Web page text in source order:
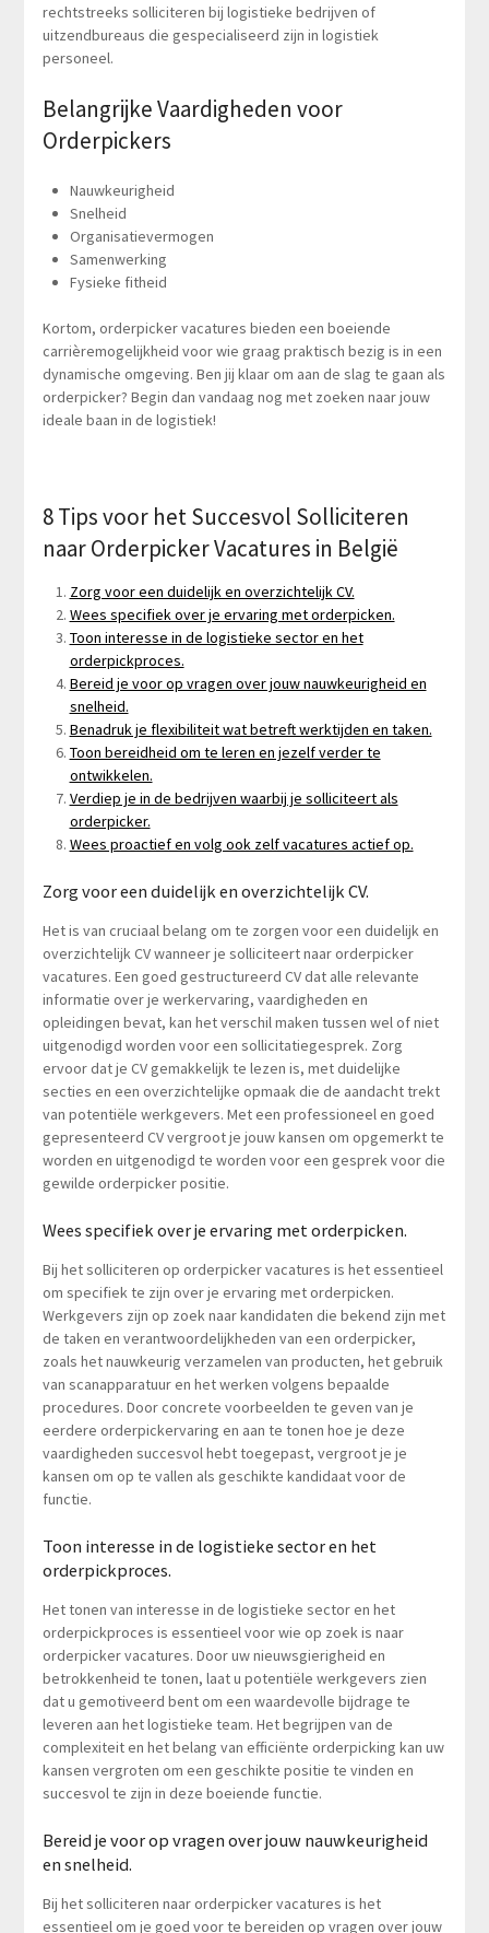
rechtstreeks solliciteren bij logistieke bedrijven of
uitzendbureaus die gespecialiseerd zijn in logistiek
personeel.
Belangrijke Vaardigheden voor
Orderpickers
Nauwkeurigheid
Snelheid
Organisatievermogen
Samenwerking
Fysieke fitheid
Kortom, orderpicker vacatures bieden een boeiende
carrièremogelijkheid voor wie graag praktisch bezig is in een
dynamische omgeving. Ben jij klaar om aan de slag te gaan als
orderpicker? Begin dan vandaag nog met zoeken naar jouw
ideale baan in de logistiek!
8 Tips voor het Succesvol Solliciteren
naar Orderpicker Vacatures in België
Zorg voor een duidelijk en overzichtelijk CV.
Wees specifiek over je ervaring met orderpicken.
Toon interesse in de logistieke sector en het
orderpickproces.
Bereid je voor op vragen over jouw nauwkeurigheid en
snelheid.
Benadruk je flexibiliteit wat betreft werktijden en taken.
Toon bereidheid om te leren en jezelf verder te
ontwikkelen.
Verdiep je in de bedrijven waarbij je solliciteert als
orderpicker.
Wees proactief en volg ook zelf vacatures actief op.
Zorg voor een duidelijk en overzichtelijk CV.
Het is van cruciaal belang om te zorgen voor een duidelijk en
overzichtelijk CV wanneer je solliciteert naar orderpicker
vacatures. Een goed gestructureerd CV dat alle relevante
informatie over je werkervaring, vaardigheden en
opleidingen bevat, kan het verschil maken tussen wel of niet
uitgenodigd worden voor een sollicitatiegesprek. Zorg
ervoor dat je CV gemakkelijk te lezen is, met duidelijke
secties en een overzichtelijke opmaak die de aandacht trekt
van potentiële werkgevers. Met een professioneel en goed
gepresenteerd CV vergroot je jouw kansen om opgemerkt te
worden en uitgenodigd te worden voor een gesprek voor die
gewilde orderpicker positie.
Wees specifiek over je ervaring met orderpicken.
Bij het solliciteren op orderpicker vacatures is het essentieel
om specifiek te zijn over je ervaring met orderpicken.
Werkgevers zijn op zoek naar kandidaten die bekend zijn met
de taken en verantwoordelijkheden van een orderpicker,
zoals het nauwkeurig verzamelen van producten, het gebruik
van scanapparatuur en het werken volgens bepaalde
procedures. Door concrete voorbeelden te geven van je
eerdere orderpickervaring en aan te tonen hoe je deze
vaardigheden succesvol hebt toegepast, vergroot je je
kansen om op te vallen als geschikte kandidaat voor de
functie.
Toon interesse in de logistieke sector en het
orderpickproces.
Het tonen van interesse in de logistieke sector en het
orderpickproces is essentieel voor wie op zoek is naar
orderpicker vacatures. Door uw nieuwsgierigheid en
betrokkenheid te tonen, laat u potentiële werkgevers zien
dat u gemotiveerd bent om een waardevolle bijdrage te
leveren aan het logistieke team. Het begrijpen van de
complexiteit en het belang van efficiënte orderpicking kan uw
kansen vergroten om een ​​geschikte positie te vinden en
succesvol te zijn in deze boeiende functie.
Bereid je voor op vragen over jouw nauwkeurigheid
en snelheid.
Bij het solliciteren naar orderpicker vacatures is het
essentieel om je goed voor te bereiden op vragen over jouw